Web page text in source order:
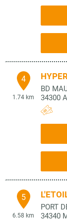
4
1.74 km
BD
34300
5
6.58 km
PORT
34340